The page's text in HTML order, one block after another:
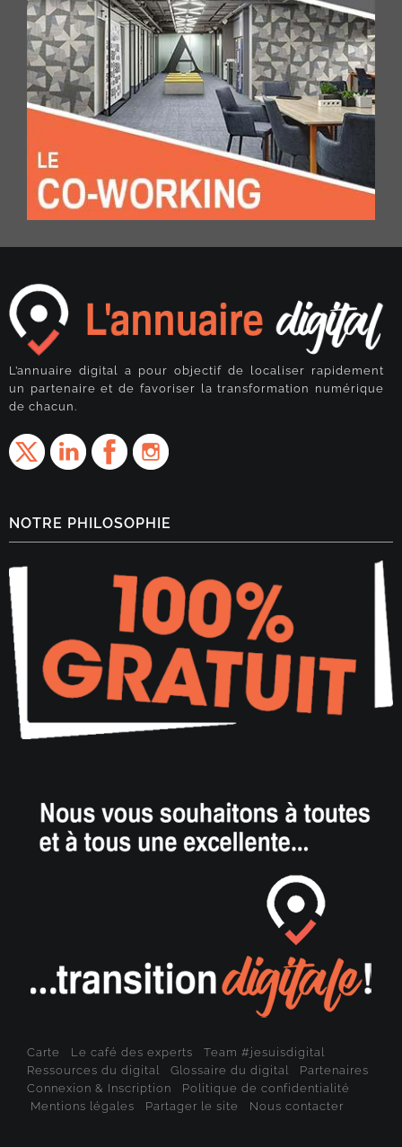
L’annuaire digital a pour objectif de localiser rapidement
un partenaire et de favoriser la transformation numérique
de chacun.
NOTRE PHILOSOPHIE
Carte Le café des experts
Team #jesuisdigital
Ressources du digital
Glossaire du digital
Partenaires
Connexion & Inscription
Politique de confidentialité
Mentions légales
Partager le site Nous contacter